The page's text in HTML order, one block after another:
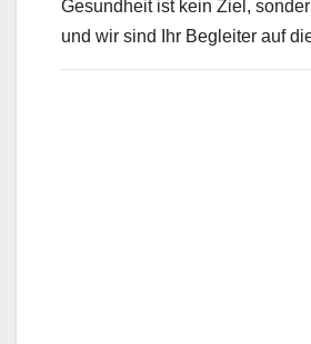
Gesundheit ist kein Ziel,
und wir sind Ihr Begleiter auf